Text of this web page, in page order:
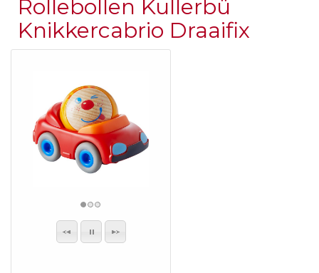
Rollebollen Kullerbü
Knikkercabrio Draaifix